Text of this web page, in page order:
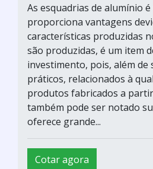
As esquadrias de alumínio
proporciona vantagens
características produzidas
são produzidas, é um item
investimento, pois, além de
práticos, relacionados à
produtos fabricados a
também pode ser notado
oferece grande...
Cotar agora